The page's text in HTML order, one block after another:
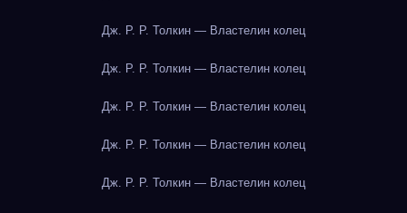
Дж. Р. Р. Толкин — Властелин колец
Дж. Р. Р. Толкин — Властелин колец
Дж. Р. Р. Толкин — Властелин колец
Дж. Р. Р. Толкин — Властелин колец
Дж. Р. Р. Толкин — Властелин колец